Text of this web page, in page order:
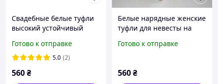
Свадебные белые туфли
высокий устойчивый
38
Готово к отправке
5.0 (2)
560₴
Белые нарядные женские
туфли для невесты на
ремешком размер 38
Готово к отправке
560₴